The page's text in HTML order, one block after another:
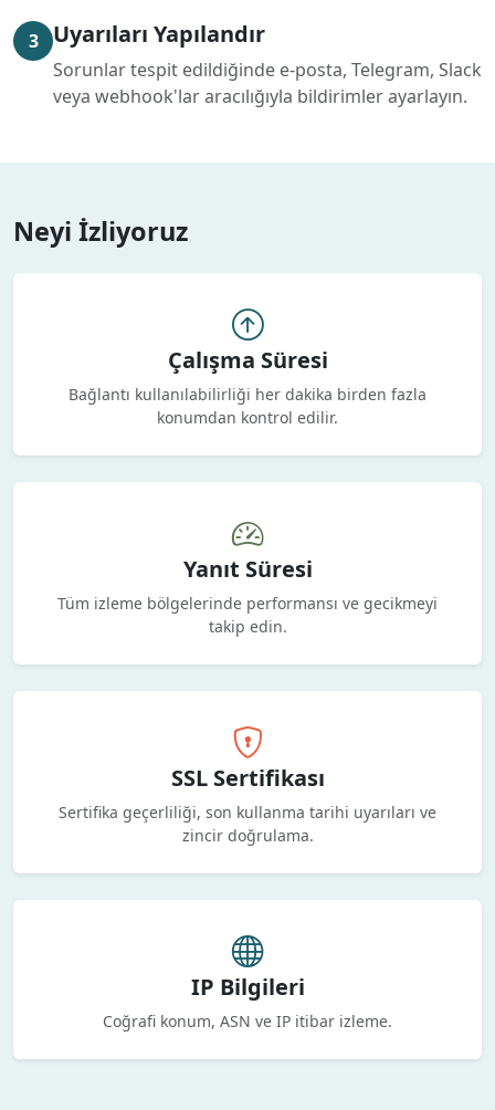
3 Uyarıları Yapılandır
Sorunlar tespit edildiğinde e-posta, Telegram, Slack
veya webhook'lar aracılığıyla bildirimler ayarlayın.
Neyi İzliyoruz
Çalışma Süresi
Bağlantı kullanılabilirliği her dakika birden fazla
konumdan kontrol edilir.
Yanıt Süresi
Tüm izleme bölgelerinde performansı ve gecikmeyi
takip edin.
SSL Sertifikası
Sertifika geçerliliği, son kullanma tarihi uyarıları ve
zincir doğrulama.
IP Bilgileri
Coğrafi konum, ASN ve IP itibar izleme.